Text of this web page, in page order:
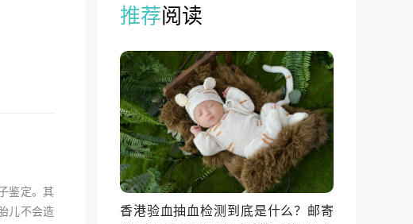
鉴定。其
儿不会造
推荐阅读
香港验血抽血检测到底是什么？邮寄